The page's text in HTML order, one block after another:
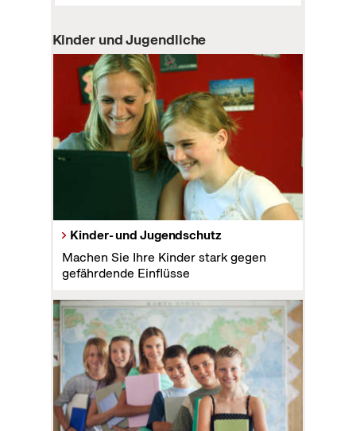
Kinder und Jugendliche
Kinder- und Jugendschutz
Machen Sie Ihre Kinder stark gegen
gefährdende Einflüsse